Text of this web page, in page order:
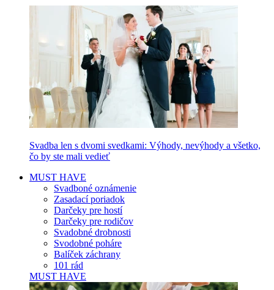
Svadba len s dvomi svedkami: Výhody, nevýhody a všetko,
čo by ste mali vedieť
MUST HAVE
Svadboné oznámenie
Zasadací poriadok
Darčeky pre hostí
Darčeky pre rodičov
Svadobné drobnosti
Svodobné poháre
Balíček záchrany
101 rád
MUST HAVE